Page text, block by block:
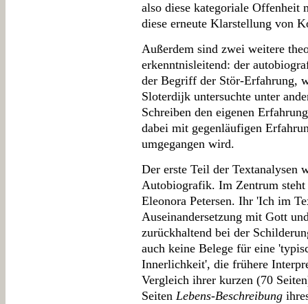
also diese kategoriale Offenheit
diese erneute Klarstellung von
Außerdem sind zwei weitere
erkenntnisleitend: der
der Begriff der Stör-Erfahrung,
Sloterdijk untersuchte unter
Schreiben den eigenen
dabei mit gegenläufigen
umgegangen wird.
Der erste Teil der Textanalysen
Autobiografik. Im Zentrum
Eleonora Petersen. Ihr 'Ich im
Auseinandersetzung mit Gott
zurückhaltend bei der
auch keine Belege für eine
Innerlichkeit', die frühere
Vergleich ihrer kurzen (70
Seiten Lebens-Beschreibung